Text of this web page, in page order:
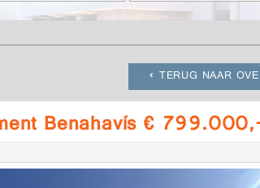
TERUG NAAR
Benahavís €